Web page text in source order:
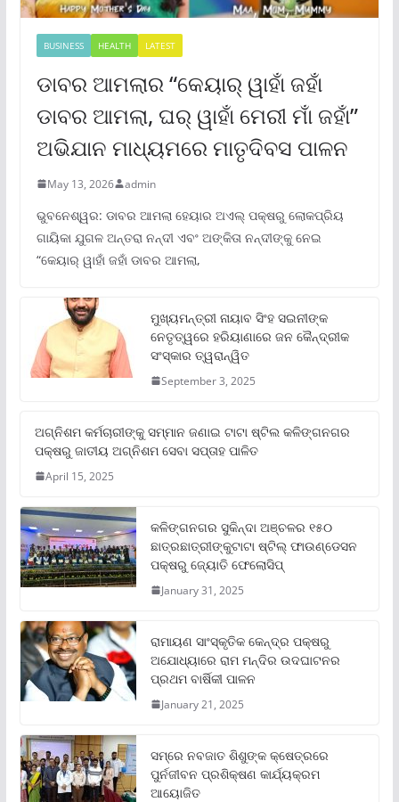
BUSINESS HEALTH LATEST
ଡାବର ଆମଲାର “କେୟାର୍ ୱାହାଁ ଜହାଁ
ଡାବର ଆମଲା, ଘର୍ ୱାହାଁ ମେରୀ ମାଁ ଜହାଁ”
ଅଭିଯାନ ମାଧ୍ୟମରେ ମାତୃଦିବସ ପାଳନ
May 13, 2026 admin
ଭୁବନେଶ୍ୱର: ଡାବର ଆମଲା ହେୟାର ଅଏଲ୍ ପକ୍ଷରୁ ଲୋକପ୍ରିୟ
ଗାୟିକା ଯୁଗଳ ଅନ୍ତରା ନନ୍ଦୀ ଏବଂ ଅଙ୍କିତା ନନ୍ଦୀଙ୍କୁ ନେଇ
“କେୟାର୍ ୱାହାଁ ଜହାଁ ଡାବର ଆମଲା,
ମୁଖ୍ୟମନ୍ତ୍ରୀ ନାୟାବ ସିଂହ ସଇନୀଙ୍କ
ନେତୃତ୍ୱରେ ହରିୟାଣାରେ ଜନ କୈନ୍ଦ୍ରୀକ
ସଂସ୍କାର ତ୍ୱରାନ୍ୱିତ
September 3, 2025
ଅଗ୍ନିଶମ କର୍ମଚାରୀଙ୍କୁ ସମ୍ମାନ ଜଣାଇ ଟାଟା ଷ୍ଟିଲ କଳିଙ୍ଗନଗର
ପକ୍ଷରୁ ଜାତୀୟ ଅଗ୍ନିଶମ ସେବା ସପ୍ତାହ ପାଳିତ
April 15, 2025
କଳିଙ୍ଗନଗର ସୁକିନ୍ଦା ଅଞ୍ଚଳର ୧୫୦
ଛାତ୍ରଛାତ୍ରୀଙ୍କୁଟାଟା ଷ୍ଟିଲ୍ ଫାଉଣ୍ଡେସନ
ପକ୍ଷରୁ ଜ୍ୟୋତି ଫେଲୋସିପ୍‌
January 31, 2025
ରାମାୟଣ ସାଂସ୍କୃତିକ କେନ୍ଦ୍ର ପକ୍ଷରୁ
ଅଯୋଧ୍ୟାରେ ରାମ ମନ୍ଦିର ଉଦଘାଟନର
ପ୍ରଥମ ବାର୍ଷିକୀ ପାଳନ
January 21, 2025
ସମ୍‌ରେ ନବଜାତ ଶିଶୁଙ୍କ କ୍ଷେତ୍ରରେ
ପୁର୍ନଜୀବନ ପ୍ରଶିକ୍ଷଣ କାର୍ଯ୍ୟକ୍ରମ
ଆୟୋଜିତ